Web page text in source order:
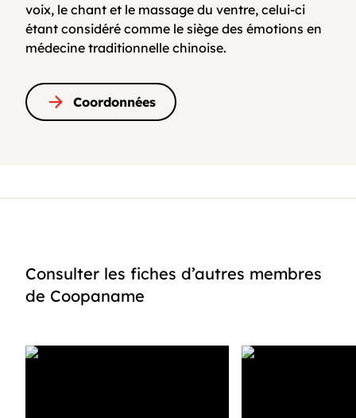
voix, le chant et le massage du ventre, celui-ci
étant considéré comme le siège des émotions en
médecine traditionnelle chinoise.
Coordonnées
Consulter les fiches d’autres membres
de Coopaname